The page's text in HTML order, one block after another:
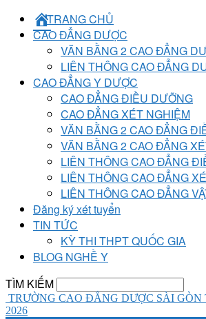
TRANG CHỦ
CAO ĐẲNG DƯỢC
VĂN BẰNG 2 CAO ĐẲNG
LIÊN THÔNG CAO ĐẲNG
CAO ĐẲNG Y DƯỢC
CAO ĐẲNG ĐIỀU DƯỠNG
CAO ĐẲNG XÉT NGHIỆM
VĂN BẰNG 2 CAO ĐẲNG
VĂN BẰNG 2 CAO ĐẲNG
LIÊN THÔNG CAO ĐẲNG
LIÊN THÔNG CAO ĐẲNG
LIÊN THÔNG CAO ĐẲNG
Đăng ký xét tuyển
TIN TỨC
KỲ THI THPT QUỐC GIA
BLOG NGHỀ Y
TÌM KIẾM
TRƯỜNG CAO ĐẲNG DƯỢC SÀI
2026